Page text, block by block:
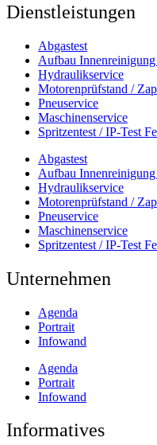
Dienstleistungen
Abgastest
Aufbau
Hydraulikservice
Motorenprüfstand /
Pneuservice
Maschinenservice
Spritzentest / IP-Test
Abgastest
Aufbau
Hydraulikservice
Motorenprüfstand /
Pneuservice
Maschinenservice
Spritzentest / IP-Test
Unternehmen
Agenda
Portrait
Infowand
Agenda
Portrait
Infowand
Informatives